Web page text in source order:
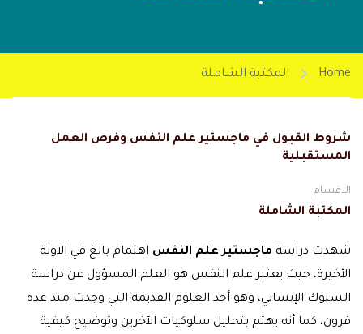
Home المكتبة الشاملة
شروط القبول في ماجستير علم النفس وفرص العمل
المستقبلية
الاقسام
المكتبة الشاملة
شهدت دراسة ماجستير علم النفس اهتمام بالغ في الآونة
الأخيرة، حيث يعتبر علم النفس هو العلم المسؤول عن دراسة
السلوك الإنساني، وهو أحد العلوم القديمة التي وجدت منذ عدة
قرون، كما أنه يهتم بتحليل سلوكيات الآخرين وتوضيح كيفية